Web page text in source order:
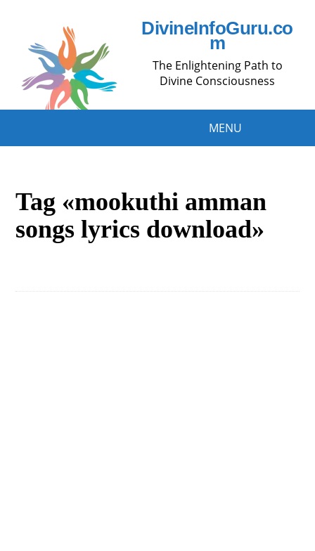
DivineInfoGuru.co
m
The Enlightening Path to
Divine Consciousness
MENU
Tag «mookuthi amman
songs lyrics download»